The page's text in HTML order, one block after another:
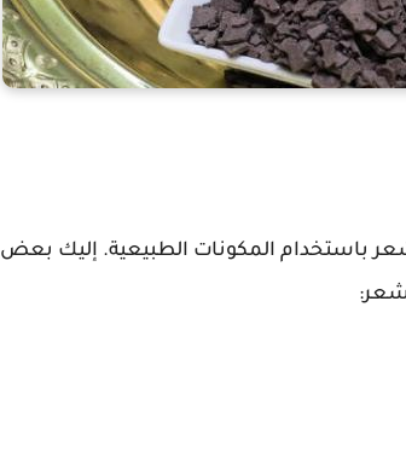
باستخدام المكونات الطبيعية. إليك بعض